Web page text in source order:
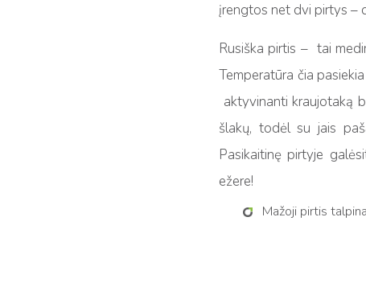
įrengtos net dvi pirtys –
Rusiška pirtis – tai
Temperatūra čia
aktyvinanti kraujotaką
šlakų, todėl su jais
Pasikaitinę pirtyje
ežere!
Mažoji pirtis